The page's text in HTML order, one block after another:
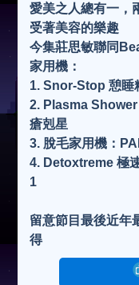
愛美之人總有一，
受著美容的樂趣
今集莊思敏聯同
家用機：
1. Snor-Stop 憩睡
2. Plasma
瘡剋星
3. 脫毛家用機：
4. Detoxtreme 極
1
留意節目最後近年
得